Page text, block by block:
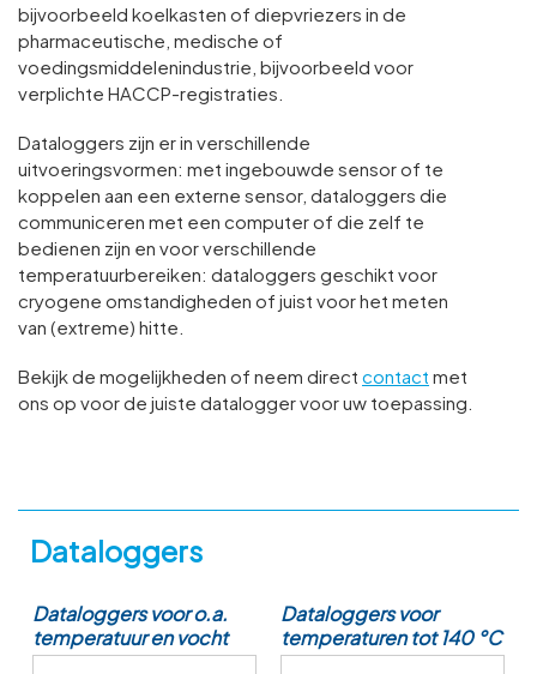
bijvoorbeeld koelkasten of diepvriezers in de
pharmaceutische, medische of
voedingsmiddelenindustrie, bijvoorbeeld voor
verplichte HACCP-registraties.
Dataloggers zijn er in verschillende
uitvoeringsvormen: met ingebouwde sensor of te
koppelen aan een externe sensor, dataloggers die
communiceren met een computer of die zelf te
bedienen zijn en voor verschillende
temperatuurbereiken: dataloggers geschikt voor
cryogene omstandigheden of juist voor het meten
van (extreme) hitte.
Bekijk de mogelijkheden of neem direct contact met
ons op voor de juiste datalogger voor uw toepassing.
Dataloggers
Dataloggers voor o.a.
temperatuur en vocht
Dataloggers voor
temperaturen tot 140 °C